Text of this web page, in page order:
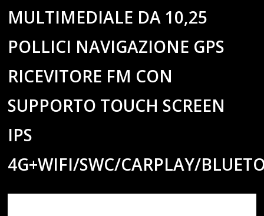
MULTIMEDIALE DA 10,25
POLLICI NAVIGAZIONE GPS
RICEVITORE FM CON
SUPPORTO TOUCH SCREEN
IPS
4G+WIFI/SWC/CARPLAY/